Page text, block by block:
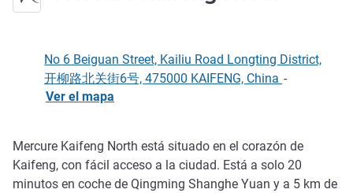
No 6 Beiguan Street, Kailiu Road Longting District,
开柳路北关街6号, 475000 KAIFENG, China -
Ver el mapa
Descripción
Mercure Kaifeng North está situado en el corazón de
Kaifeng, con fácil acceso a la ciudad. Está a solo 20
minutos en coche de Qingming Shanghe Yuan y a 5 km de